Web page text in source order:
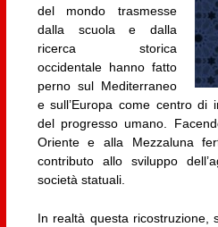
del mondo trasmesse
dalla scuola e dalla
ricerca storica
occidentale hanno fatto
perno sul Mediterraneo
e sull’Europa come centro di
del progresso umano.
Oriente e alla Mezzaluna
contributo allo sviluppo
società statuali.
In realtà questa ricostruzione,